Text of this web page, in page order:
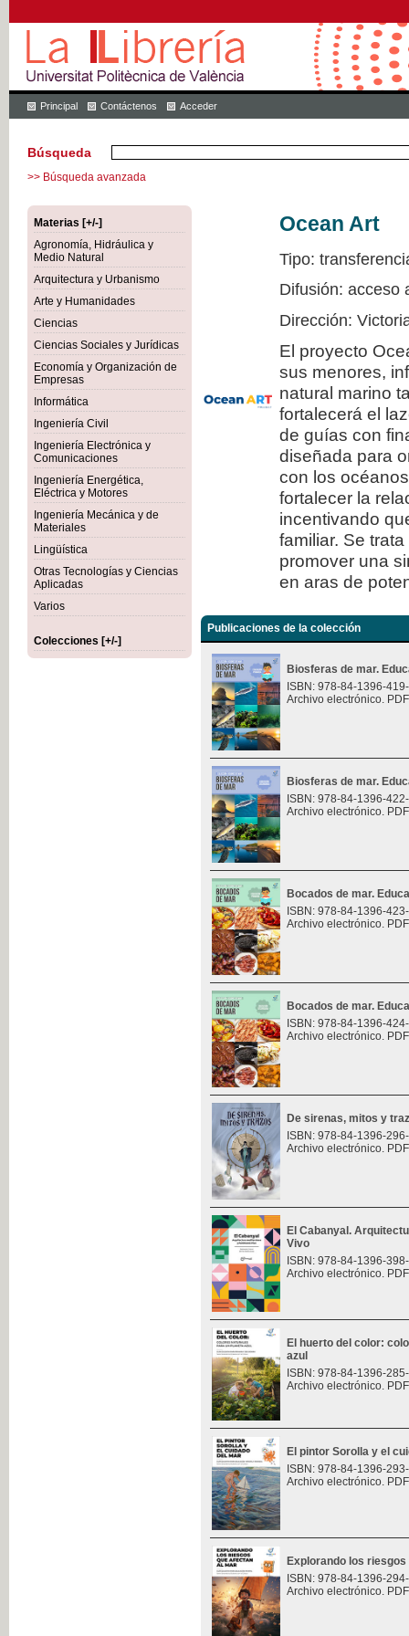
Principal Contáctenos Acceder
Búsqueda
>> Búsqueda avanzada
Materias [+/-]
Agronomía, Hidráulica y
Medio Natural
Arquitectura y Urbanismo
Arte y Humanidades
Ciencias
Ciencias Sociales y Jurídicas
Economía y Organización de
Empresas
Informática
Ingeniería Civil
Ingeniería Electrónica y
Comunicaciones
Ingeniería Energética,
Eléctrica y Motores
Ingeniería Mecánica y de
Materiales
Lingüística
Otras Tecnologías y Ciencias
Aplicadas
Varios
Colecciones [+/-]
Ocean Art
Tipo:
Difusión: acceso
Dirección:
El proyecto
sus menores,
natural marino
fortalecerá el
de guías con
diseñada para
con los
fortalecer la
incentivando
familiar. Se
promover una
en aras de
Publicaciones de la colección
Biosferas de mar.
ISBN: 978-84-1396-
Archivo electrónico.
Biosferas de mar.
ISBN: 978-84-1396-
Archivo electrónico.
Bocados de mar.
ISBN: 978-84-1396-
Archivo electrónico.
Bocados de mar.
ISBN: 978-84-1396-
Archivo electrónico.
De sirenas, mitos y
ISBN: 978-84-1396-
Archivo electrónico.
El Cabanyal.
Vivo
ISBN: 978-84-1396-
Archivo electrónico.
El huerto del color:
azul
ISBN: 978-84-1396-
Archivo electrónico.
El pintor Sorolla y el
ISBN: 978-84-1396-
Archivo electrónico.
Explorando los
ISBN: 978-84-1396-
Archivo electrónico.